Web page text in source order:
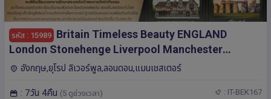
รหัส : 15989 Britain Timeless Beauty ENGLAND
London Stonehenge Liverpool Manchester
Stratford Upon Avonv 7 วัน 4 คืน โดยสายการบิน
อังกฤษ,ยุโรป ลิเวอร์พูล,ลอนดอน,แมนเชสเตอร์
: 7วัน 4คืน (5 ดูช่วงเวลา) : IT-BEK167